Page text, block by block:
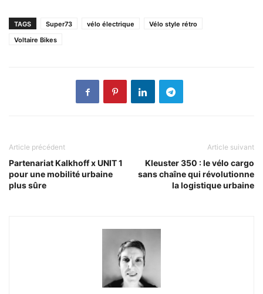
TAGS Super73 vélo électrique
Vélo style rétro
Voltaire Bikes
Article précédent
Partenariat Kalkhoff x UNIT 1
pour une mobilité urbaine
plus sûre
Article suivant
Kleuster 350 : le vélo cargo
sans chaîne qui révolutionne
la logistique urbaine